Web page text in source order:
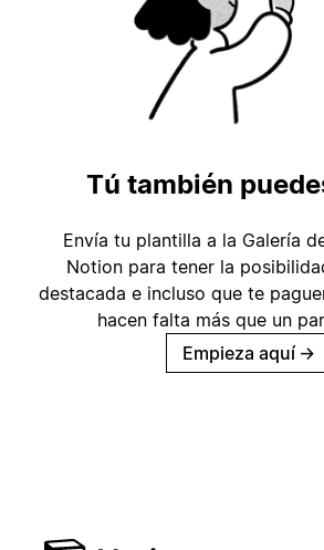
Tú también
Envía tu plantilla a la Galería
Notion para tener la
destacada e incluso que te
hacen falta más que un
Empieza aquí →